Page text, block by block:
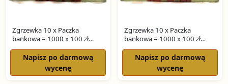
Zgrzewka 10 x Paczka
bankowa = 1000 x 100 zł
WARYŃSKI seria TM
Napisz po darmową
wycenę
Zgrzewka 10 x Paczka
bankowa = 1000 x 100 zł
WARYŃSKI seria TG
Napisz po darmową
wycenę